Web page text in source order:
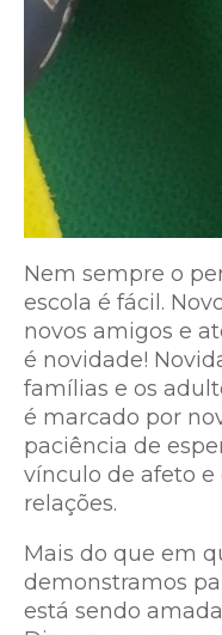
Nem sempre o
escola é fácil.
novos amigos e
é novidade!
famílias e os
é marcado por
paciência de
vínculo de afeto
relações.
Mais do que em
demonstramos
está sendo